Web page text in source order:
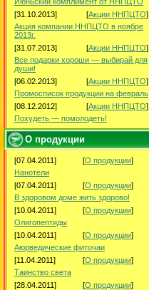
[31.10.2013]
[Акции ННПЦТО]
Акция компании ННПЦТО в ноябре
2013г.
[31.07.2013]
[Акции ННПЦТО]
Все подарки хороши — выбирай для
души!
[06.02.2013]
[Акции ННПЦТО]
Промосписок продукции на февраль
[08.12.2012]
[Акции ННПЦТО]
Похудеть — помолодеть!
О продукции
[07.04.2011] [О продукции]
Нанотели
[07.04.2011]
[О продукции]
В здоровом доме жить здорово!
[10.04.2011]
[О продукции]
Олигопептиды
[10.04.2011]
[О продукции]
Аюрведические фиточаи
[11.04.2011]
[О продукции]
Таинство света
[28.04.2011]
[О продукции]